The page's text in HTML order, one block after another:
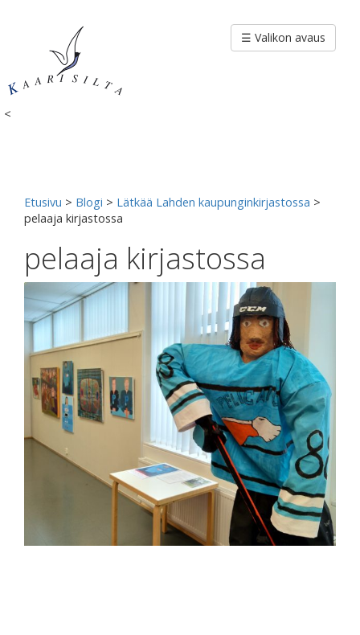
<
☰ Valikon avaus
Etusivu > Blogi > Lätkää Lahden kaupunginkirjastossa >
pelaaja kirjastossa
pelaaja kirjastossa